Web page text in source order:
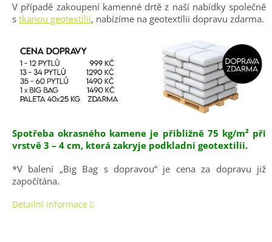
V případě zakoupení kamenné drtě z naší nabídky společně
s tkanou geotextílií, nabízíme na geotextílii dopravu zdarma.
Spotřeba okrasného kamene je přibližně 75 kg/m² při
vrstvě 3 – 4 cm, která zakryje podkladní geotextilii.
*V balení „Big Bag s dopravou“ je cena za dopravu již
započítána.
Detailní informace